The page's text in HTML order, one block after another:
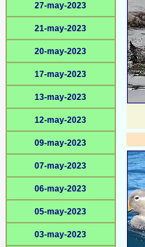
27-may-2023
21-may-2023
20-may-2023
17-may-2023
13-may-2023
12-may-2023
09-may-2023
07-may-2023
06-may-2023
05-may-2023
03-may-2023